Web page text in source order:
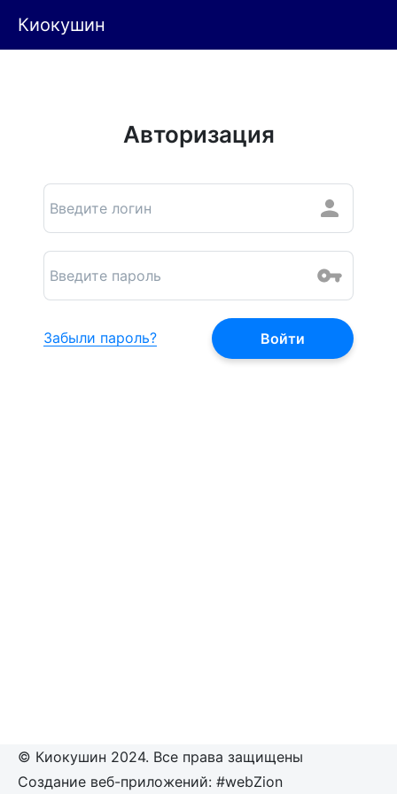
Киокушин
Авторизация
Забыли пароль?
© Киокушин 2024. Все права защищены
Создание веб-приложений: #webZion